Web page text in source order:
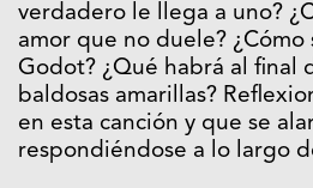
verdadero le llega a uno?
amor que no duele? ¿Cómo
Godot? ¿Qué habrá al final
baldosas amarillas?
en esta canción y que se
respondiéndose a lo largo